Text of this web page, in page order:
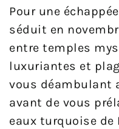
Pour une
séduit en
entre temples
luxuriantes et
vous déambulant
avant de vous
eaux turquoise de